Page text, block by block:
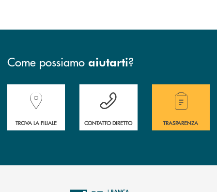
Come possiamo aiutarti?
Accedi all' elenco completo delle filiali della Banca.
TROVA LA FILIALE
Hai bisogno di assistenza immediata?
CONTATTO DIRETTO
Hai bisogno di
TRASPARENZA